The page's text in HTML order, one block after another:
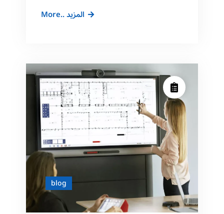
More.. المزيدHikvision
65″,
75″,
86″
blog